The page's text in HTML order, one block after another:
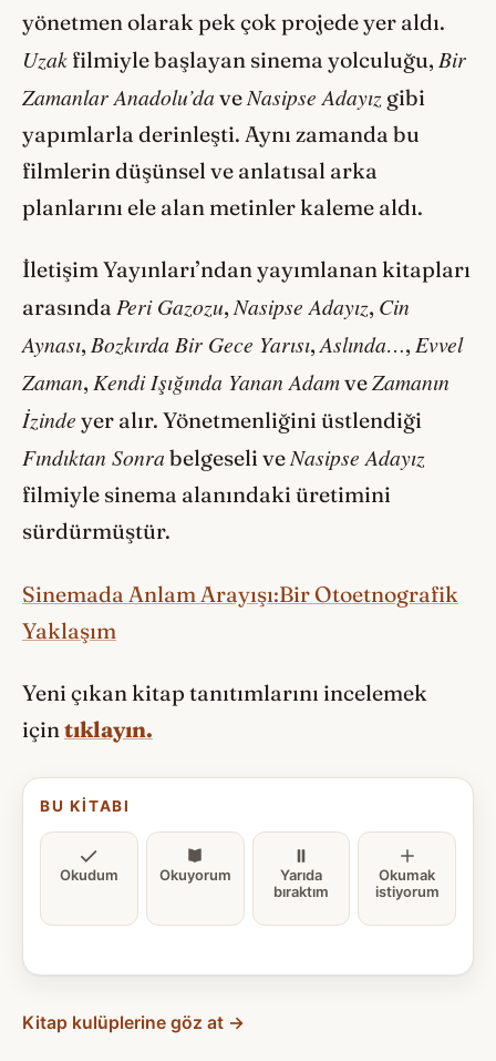
yönetmen olarak pek çok projede yer aldı.
Uzak filmiyle başlayan sinema yolculuğu, Bir
Zamanlar Anadolu’da ve Nasipse Adayız gibi
yapımlarla derinleşti. Aynı zamanda bu
filmlerin düşünsel ve anlatısal arka
planlarını ele alan metinler kaleme aldı.
İletişim Yayınları’ndan yayımlanan kitapları
arasında Peri Gazozu,Nasipse Adayız, Cin
Aynası, Bozkırda Bir Gece Yarısı,Aslında…, Evvel
Zaman, Kendi Işığında Yanan AdamveZamanın
İzinde yer alır. Yönetmenliğini üstlendiği
Fındıktan Sonra belgeseli veNasipse Adayız
filmiyle sinema alanındaki üretimini
sürdürmüştür.
Sinemada Anlam Arayışı:Bir Otoetnografik
Yaklaşım
Yeni çıkan kitap tanıtımlarını incelemek
içintıklayın.
BU KITABI
Okudum Okuyorum
Yarıda
bıraktım
Okumak
istiyorum
Kitap kulüplerine göz at →